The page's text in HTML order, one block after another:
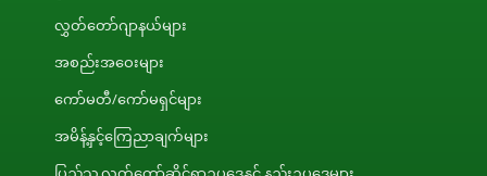
လွှတ်တော်ဂျာနယ်များ
အစည်းအဝေးများ
ကော်မတီ/ကော်မရှင်များ
အမိန့်နှင့်ကြေညာချက်များ